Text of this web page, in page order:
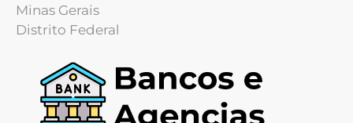
Minas Gerais
Distrito Federal